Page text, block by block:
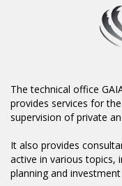
The technical office
provides services for
supervision of private
It also provides
active in various topics,
planning and